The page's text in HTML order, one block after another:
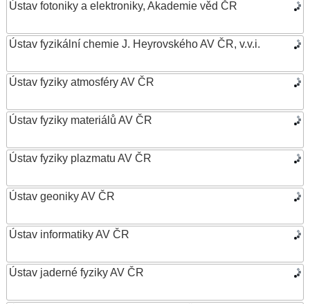
Ústav fotoniky a elektroniky, Akademie věd ČR
Ústav fyzikální chemie J. Heyrovského AV ČR, v.v.i.
Ústav fyziky atmosféry AV ČR
Ústav fyziky materiálů AV ČR
Ústav fyziky plazmatu AV ČR
Ústav geoniky AV ČR
Ústav informatiky AV ČR
Ústav jaderné fyziky AV ČR